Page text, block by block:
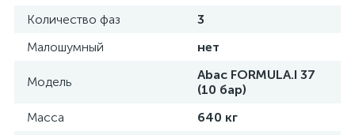
Количество фаз
3
Малошумный
нет
Модель
Abac FORMULA.I 37
(10 бар)
Масса
640 кг